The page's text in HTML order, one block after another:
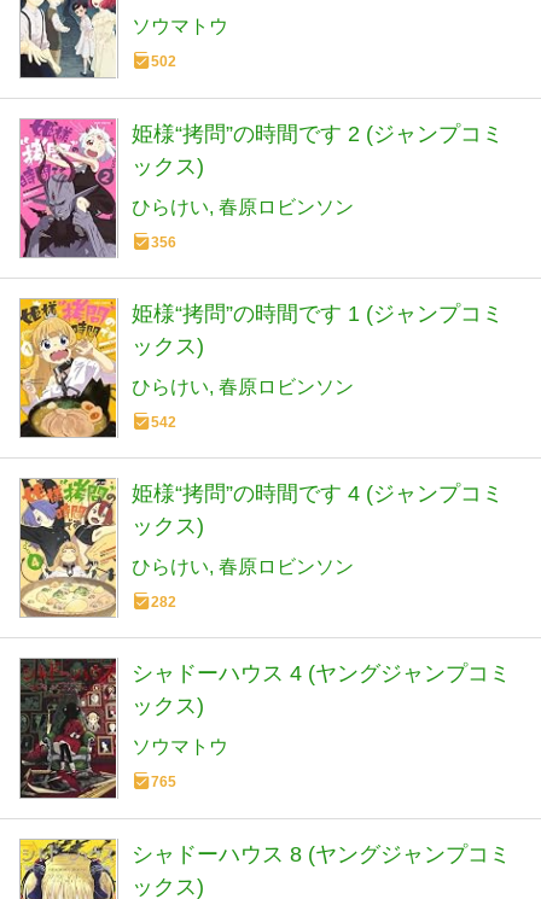
ソウマトウ
502
姫様“拷問”の時間です 2 (ジャンプコミ
ックス)
ひらけい 春原ロビンソン
356
姫様“拷問”の時間です 1 (ジャンプコミ
ックス)
ひらけい 春原ロビンソン
542
姫様“拷問”の時間です 4 (ジャンプコミ
ックス)
ひらけい 春原ロビンソン
282
シャドーハウス 4 (ヤングジャンプコミ
ックス)
ソウマトウ
765
シャドーハウス 8 (ヤングジャンプコミ
ックス)